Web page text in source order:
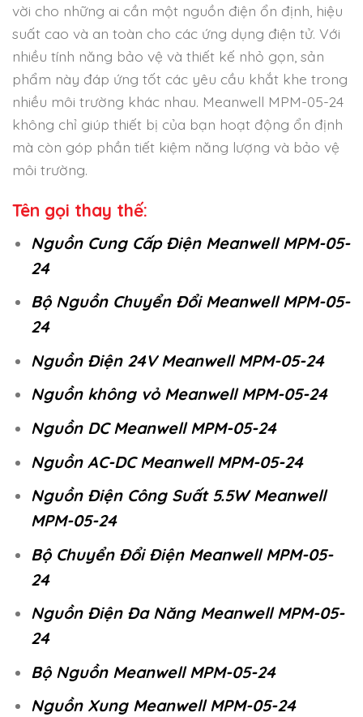
vời cho những ai cần một nguồn điện ổn định, hiệu
suất cao và an toàn cho các ứng dụng điện tử. Với
nhiều tính năng bảo vệ và thiết kế nhỏ gọn, sản
phẩm này đáp ứng tốt các yêu cầu khắt khe trong
nhiều môi trường khác nhau. Meanwell MPM-05-24
không chỉ giúp thiết bị của bạn hoạt động ổn định
mà còn góp phần tiết kiệm năng lượng và bảo vệ
môi trường.
Tên gọi thay thế:
Nguồn Cung Cấp Điện Meanwell MPM-05-
24
Bộ Nguồn Chuyển Đổi Meanwell MPM-05-
24
Nguồn Điện 24V Meanwell MPM-05-24
Nguồn không vỏ Meanwell MPM-05-24
Nguồn DC Meanwell MPM-05-24
Nguồn AC-DC Meanwell MPM-05-24
Nguồn Điện Công Suất 5.5W Meanwell
MPM-05-24
Bộ Chuyển Đổi Điện Meanwell MPM-05-
24
Nguồn Điện Đa Năng Meanwell MPM-05-
24
Bộ Nguồn Meanwell MPM-05-24
Nguồn Xung Meanwell MPM-05-24